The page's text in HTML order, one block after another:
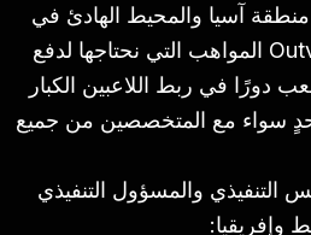
آسيا والمحيط الهادئ في
الوقت الحالي وتوفر Outvise المواهب التي نحتاجها لدفع
دورًا في ربط اللاعبين الكبار
سواء مع المتخصصين من جميع
التنفيذي والمسؤول التنفيذي
وإفريقيا: